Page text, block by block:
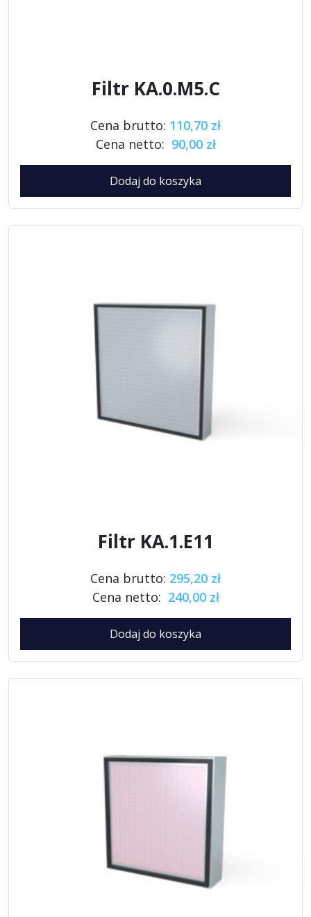
Filtr KA.0.M5.C
Cena brutto: 110,70 zł
Cena netto: 90,00 zł
Dodaj do koszyka
Filtr KA.1.E11
Cena brutto: 295,20 zł
Cena netto: 240,00 zł
Dodaj do koszyka